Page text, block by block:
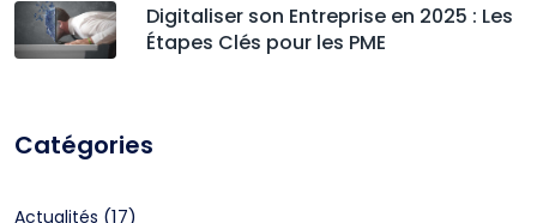
Digitaliser son Entreprise en 2025 : Les
Étapes Clés pour les PME
Catégories
Actualités (17)